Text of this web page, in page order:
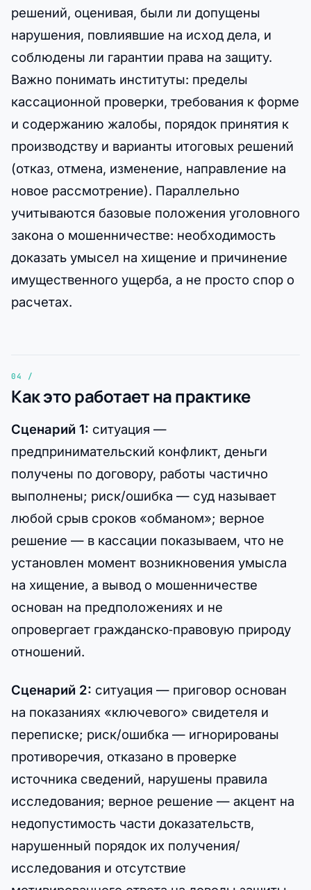
решений, оценивая, были ли допущены
нарушения, повлиявшие на исход дела, и
соблюдены ли гарантии права на защиту.
Важно понимать институты: пределы
кассационной проверки, требования к форме
и содержанию жалобы, порядок принятия к
производству и варианты итоговых решений
(отказ, отмена, изменение, направление на
новое рассмотрение). Параллельно
учитываются базовые положения уголовного
закона о мошенничестве: необходимость
доказать умысел на хищение и причинение
имущественного ущерба, а не просто спор о
расчетах.
Как это работает на практике
Сценарий 1: ситуация —
предпринимательский конфликт, деньги
получены по договору, работы частично
выполнены; риск/ошибка — суд называет
любой срыв сроков «обманом»; верное
решение — в кассации показываем, что не
установлен момент возникновения умысла
на хищение, а вывод о мошенничестве
основан на предположениях и не
опровергает гражданско‑правовую природу
отношений.
Сценарий 2: ситуация — приговор основан
на показаниях «ключевого» свидетеля и
переписке; риск/ошибка — игнорированы
противоречия, отказано в проверке
источника сведений, нарушены правила
исследования; верное решение — акцент на
недопустимость части доказательств,
нарушенный порядок их получения/
исследования и отсутствие